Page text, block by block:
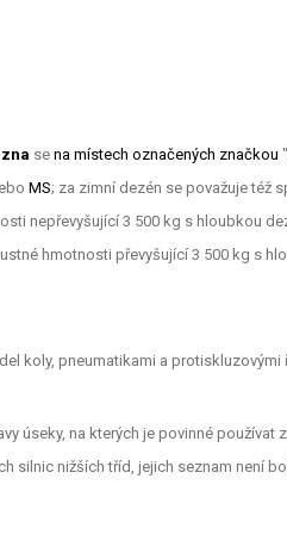
se na místech označených značkou
MS; za zimní dezén se považuje též
nepřevyšující 3 500 kg s hloubkou
hmotnosti převyšující 3 500 kg s
koly, pneumatikami a protiskluzovými
úseky, na kterých je povinné
silnic nižších tříd, jejich seznam není